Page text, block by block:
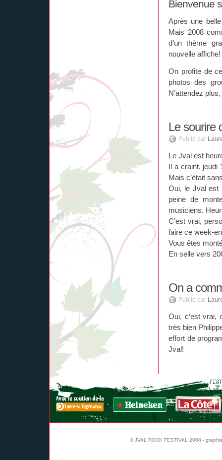
Bienvenue
Après une
Mais 2008
d’un thème
nouvelle affiche!
On profite de
photos des
N’attendez
Le sourire
Publié par
Le Jval est
Il a craint, jeudi
Mais c’était
Oui, le Jval est
peine de
musiciens.
C’est vrai,
faire ce week-
Vous êtes
En selle vers
On a
Publié par
Oui, c’est vrai,
très bien
effort de
Jval!
© JVAL ROCK FESTIVAL 2008 -